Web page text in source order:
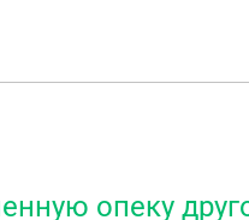
опеку